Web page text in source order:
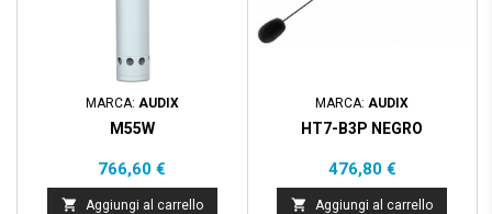
MARCA: AUDIX
M55W
Prezzo
766,60 €
 Aggiungi al carrello
MARCA: AUDIX
HT7-B3P NEGRO
Prezzo
476,80 €
 Aggiungi al carrello